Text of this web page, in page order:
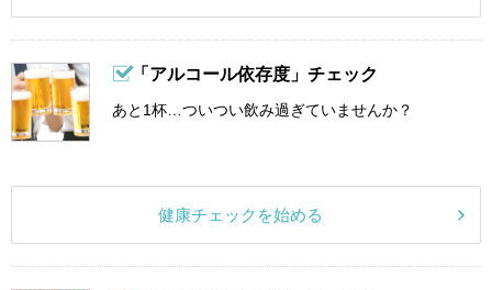
「アルコール依存度」チェック
あと1杯…ついつい飲み過ぎていませんか？
健康チェックを始める